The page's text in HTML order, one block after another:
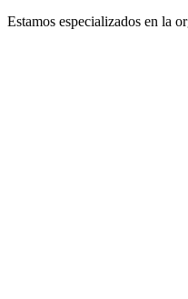
Estamos especializados en la